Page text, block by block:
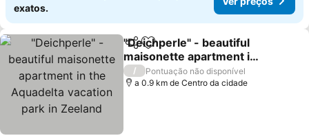
exatos.
PartilharAdicionar aos favoritos
"Deichperle" - beautiful
maisonette apartment in
the Aquadelta vacation
park in Zeeland
/
Pontuação não disponível
a 0.9 km de Centro da cidade